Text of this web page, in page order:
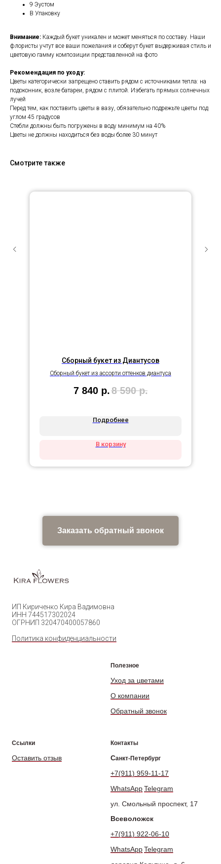
9 Эустом
В Упаковку
Внимание: Каждый букет уникален и может меняться по составу. Наши
флористы учтут все ваши пожелания и соберут букет выдерживая стиль и
цветовую гамму композиции представленной на фото
Рекомендация по уходу:
Цветы категорически запрещено ставить рядом с источниками тепла: на
подоконник, возле батареи, рядом с плитой. Избегать прямых солнечных
лучей
Перед тем, как поставить цветы в вазу, обязательно подрежьте цветы под
углом 45 градусов
Стебли должны быть погружены в воду минимум на 40%
Цветы не должны находиться без воды более 30 минут
Смотрите также
Сборный букет из Диантусов
Сборный букет из ассорти оттенков диантуса
7 840 р.8 590 р.
Подробнее
В корзину
Заказать обратный звонок
ИП Кириченко Кира Вадимовна
ИНН 744517302024
ОГРНИП 320470400057860
Политика конфиденциальности
Полезное
Уход за цветами
О компании
Обратный звонок
Ссылки
Оставить отзыв
Контакты
Санкт-Петербург
+7(911) 959-11-17
WhatsAppTelegram
ул. Смольный проспект, 17
Всеволожск
+7(911) 922-06-10
WhatsAppTelegram